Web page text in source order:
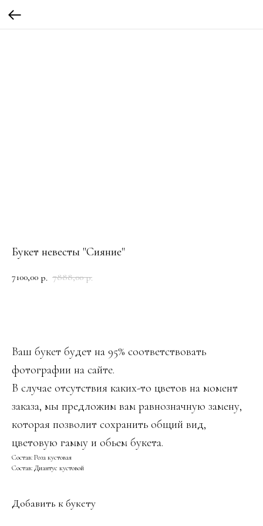
Букет невесты "Сияние"
7100,00 р. 7888,00 р.
Ваш букет будет на 95% соответствовать
фотографии на сайте.
В случае отсутствия каких-то цветов на момент
заказа, мы предложим вам равнозначную замену,
которая позволит сохранить общий вид,
цветовую гамму и обьем букета.
Состав: Роза кустовая
Состав: Диантус кустовой
Добавить к букету